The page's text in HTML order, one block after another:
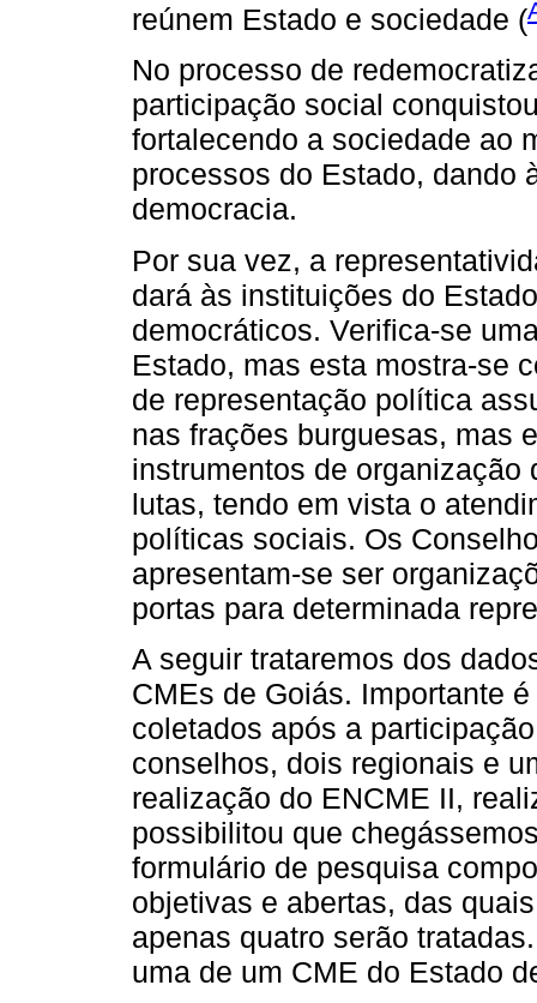
reúnem Estado e sociedade (
No processo de
participação social
fortalecendo a sociedade ao
processos do Estado, dando
democracia.
Por sua vez, a
dará às instituições do
democráticos. Verifica-se
Estado, mas esta mostra-se
de representação política
nas frações burguesas, mas
instrumentos de
lutas, tendo em vista o
políticas sociais. Os
apresentam-se ser
portas para determinada
A seguir trataremos dos
CMEs de Goiás. Importante
coletados após a
conselhos, dois regionais e
realização do ENCME II,
possibilitou que
formulário de pesquisa
objetivas e abertas, das
apenas quatro serão
uma de um CME do Estado